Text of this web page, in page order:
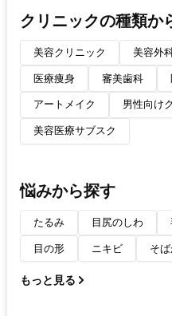
クリニックの種類か
美容クリニック 美容外
医療痩身 審美歯科
アートメイク 男性向け
美容医療サブスク
悩みから探す
たるみ 目尻のしわ
目の形 ニキビ そ
もっと見る